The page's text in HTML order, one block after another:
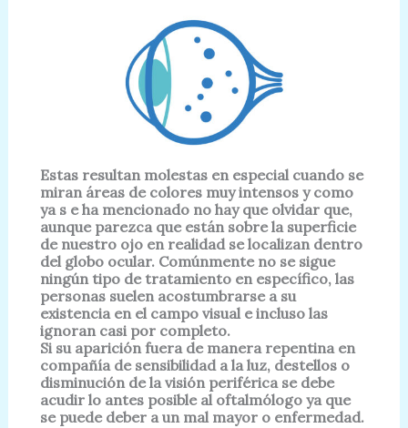
Estas resultan molestas en especial cuando se
miran áreas de colores muy intensos y como
ya s e ha mencionado no hay que olvidar que,
aunque parezca que están sobre la superficie
de nuestro ojo en realidad se localizan dentro
del globo ocular. Comúnmente no se sigue
ningún tipo de tratamiento en específico, las
personas suelen acostumbrarse a su
existencia en el campo visual e incluso las
ignoran casi por completo.
Si su aparición fuera de manera repentina en
compañía de sensibilidad a la luz, destellos o
disminución de la visión periférica se debe
acudir lo antes posible al oftalmólogo ya que
se puede deber a un mal mayor o enfermedad.